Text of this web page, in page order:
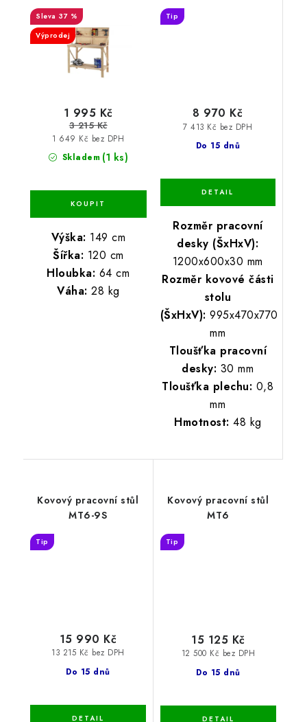
37 %
Výprodej
Skladem (1 ks)
1 649 Kč bez DPH
1 995 Kč
3 215 Kč
Výška: 149 cm
Šířka: 120 cm
Hloubka: 64 cm
Váha: 28 kg
Tip
Do 15 dnů
7 413 Kč bez DPH
8 970 Kč
Rozměr pracovní
desky (ŠxHxV):
1200x600x30 mm
Rozměr kovové části
stolu
(ŠxHxV): 995x470x770
mm
Tloušťka pracovní
desky: 30 mm
Tloušťka plechu: 0,8
mm
Hmotnost: 48 kg
Kovový pracovní stůl
MT6-9S
Tip
Do 15 dnů
13 215 Kč bez DPH
15 990 Kč
Kovový pracovní stůl
MT6
Tip
Do 15 dnů
12 500 Kč bez DPH
15 125 Kč